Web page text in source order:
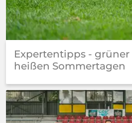
Expertentipps - grüner
heißen Sommertagen